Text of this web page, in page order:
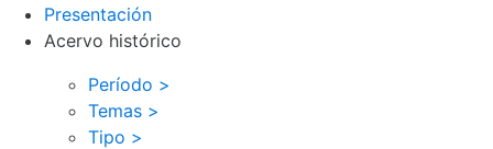
Presentación
Acervo histórico
Período >
Temas >
Tipo >